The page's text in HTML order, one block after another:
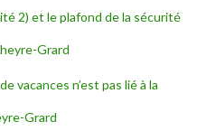
2) et le plafond de la sécurité
Grard
vacances n’est pas lié à la
Grard